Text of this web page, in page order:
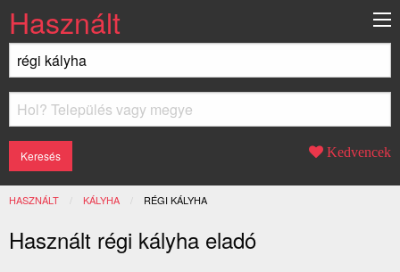
Használt
Kedvencek
HASZNÁLT KÁLYHA JELENLEGI:
RÉGI KÁLYHA
Használt régi kályha eladó